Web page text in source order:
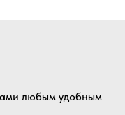
любым удобным